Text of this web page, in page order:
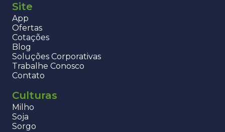
Site
App
Ofertas
Cotações
Blog
Soluções Corporativas
Trabalhe Conosco
Contato
Culturas
Milho
Soja
Sorgo